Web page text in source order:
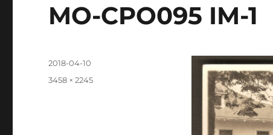
MO-CPO095 IM-1
Publié
2018-04-10
Taille
3458 × 2245